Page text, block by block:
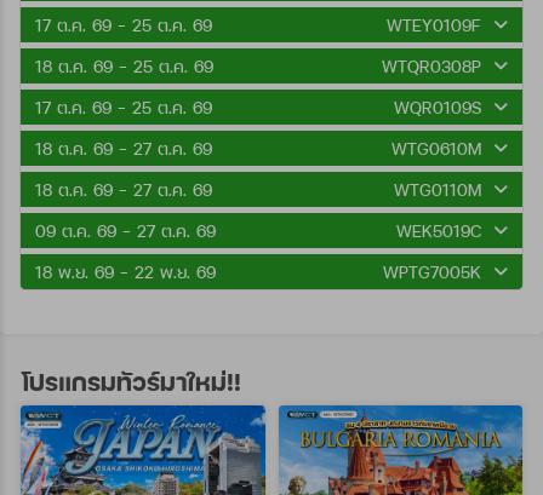
17 ต.ค. 69 - 25 ต.ค. 69
WTEY0109F
18 ต.ค. 69 - 25 ต.ค. 69
WTQR0308P
17 ต.ค. 69 - 25 ต.ค. 69
WQR0109S
18 ต.ค. 69 - 27 ต.ค. 69
WTG0610M
18 ต.ค. 69 - 27 ต.ค. 69
WTG0110M
09 ต.ค. 69 - 27 ต.ค. 69
WEK5019C
18 พ.ย. 69 - 22 พ.ย. 69
WPTG7005K
โปรแกรมทัวร์มาใหม่!!